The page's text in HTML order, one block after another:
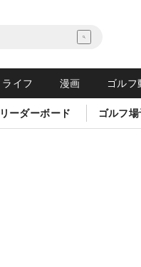
ライフ 漫画 ゴルフ
ーダーボード ゴルフ